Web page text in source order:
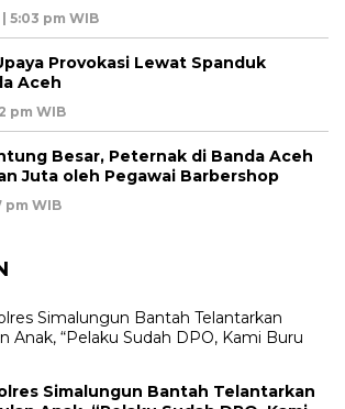
5:03 pm WIB
Provokasi Lewat Spanduk
Aceh
pm WIB
Besar, Peternak di Banda Aceh
Juta oleh Pegawai Barbershop
pm WIB
Simalungun Bantah Telantarkan